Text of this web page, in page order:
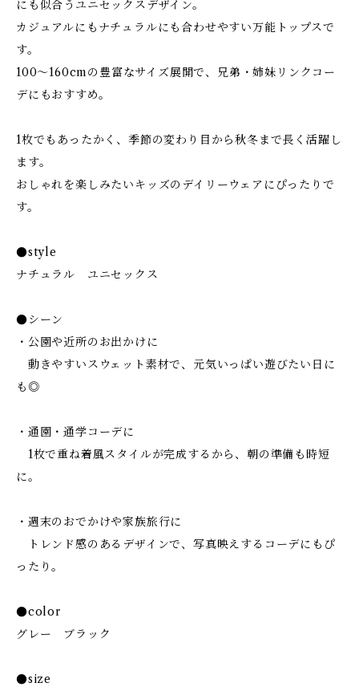
にも似合うユニセックスデザイン。
カジュアルにもナチュラルにも合わせやすい万能トップスで
す。
100〜160cmの豊富なサイズ展開で、兄弟・姉妹リンクコー
デにもおすすめ。
1枚でもあったかく、季節の変わり目から秋冬まで長く活躍し
ます。
おしゃれを楽しみたいキッズのデイリーウェアにぴったりで
す。
●style
ナチュラル ユニセックス
●シーン
・公園や近所のお出かけに
動きやすいスウェット素材で、元気いっぱい遊びたい日に
も◎
・通園・通学コーデに
1枚で重ね着風スタイルが完成するから、朝の準備も時短
に。
・週末のおでかけや家族旅行に
トレンド感のあるデザインで、写真映えするコーデにもぴ
ったり。
●color
グレー ブラック
●size